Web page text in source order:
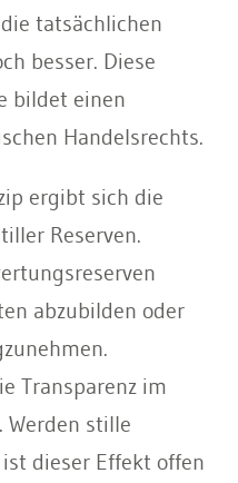
tatsächlichen
besser. Diese
bildet einen
Handelsrechts.
ergibt sich die
Reserven.
abzubilden oder
Transparenz im
stille
dieser Effekt offen